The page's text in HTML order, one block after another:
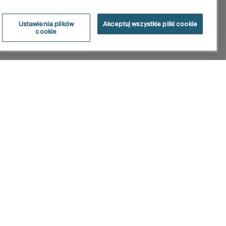
Ustawienia plików
cookie
Akceptuj wszystkie pliki cookie